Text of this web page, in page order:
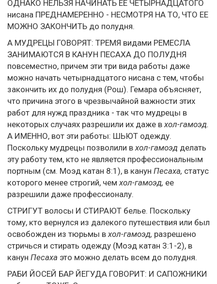
ОДНАКО НЕЛЬЗЯ НАЧИНАТЬ ЕЕ ЧЕТЫРНАДЦАТОГО
нисана ПРЕДНАМЕРЕННО - НЕСМОТРЯ НА ТО, ЧТО ЕЕ
МОЖНО ЗАКОНЧИТЬ до полудня.
А МУДРЕЦЫ ГОВОРЯТ: ТРЕМЯ видами РЕМЕСЛА
ЗАНИМАЮТСЯ В КАНУН ПЕСАХА ДО ПОЛУДНЯ
повсеместно, причем эти три вида работы даже
можно начать четырнадцатого нисана с тем, чтобы
закончить их до полудня (Рош). Гемара объясняет,
что причина этого в чрезвычайной важности этих
работ для нужд праздника - так что мудрецы в
некоторых случаях разрешили их даже вхол-гамоэд.
А ИМЕННО, вот эти работы: ШЬЮТ одежду.
Поскольку мудрецы позволили вхол-гамоэд делать
эту работу тем, кто не является профессиональным
портным (см. Моэд катан 8:1), в канун Песаха, статус
которого менее строгий, чемхол-гамоэд, ее
разрешили даже профессионалу.
СТРИГУТ волосы И СТИРАЮТ белье. Поскольку
тому, кто вернулся из далекого путешествия или был
освобожден из тюрьмы вхол-гамоэд, разрешено
стричься и стирать одежду (Моэд катан 3:1-2), в
канун Песаха это можно делать всем до полудня.
РАБИ ЙОСЕЙ БАР ЙЕГУДА ГОВОРИТ: И САПОЖНИКИ